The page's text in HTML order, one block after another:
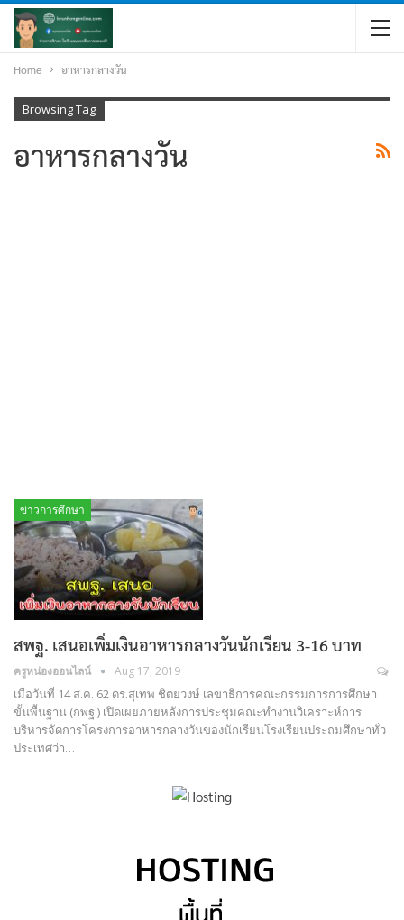
Home อาหารกลางวัน
Browsing Tag
อาหารกลางวัน
ข่าวการศึกษา
สพฐ. เสนอเพิ่มเงินอาหารกลางวันนักเรียน 3-16 บาท
ครูหน่องออนไลน์ Aug 17, 2019
เมื่อวันที่ 14 ส.ค. 62 ดร.สุเทพ ชิตยวงษ์ เลขาธิการคณะกรรมการการศึกษา
ขั้นพื้นฐาน (กพฐ.) เปิดเผยภายหลังการประชุมคณะทำงานวิเคราะห์การ
บริหารจัดการโครงการอาหารกลางวันของนักเรียนโรงเรียนประถมศึกษาทั่ว
ประเทศว่า…